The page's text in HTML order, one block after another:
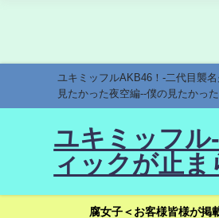
ユキミッフルAKB46！-二代目襲
見たかった夜空編--僕の見たかっ
ユキミッフル
ィックが止
腐女子＜お客様皆様が掲